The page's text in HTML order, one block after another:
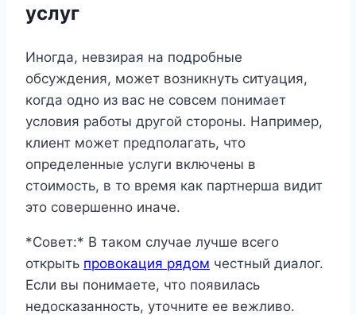
услуг
Иногда, невзирая на подробные
обсуждения, может возникнуть ситуация,
когда одно из вас не совсем понимает
условия работы другой стороны. Например,
клиент может предполагать, что
определенные услуги включены в
стоимость, в то время как партнерша видит
это совершенно иначе.
*Совет:* В таком случае лучше всего
открыть провокация рядом честный диалог.
Если вы понимаете, что появилась
недосказанность, уточните ее вежливо.